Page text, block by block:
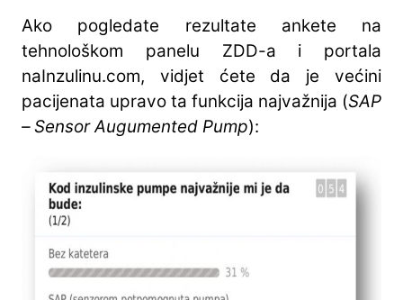
Ako pogledate rezultate ankete na
tehnološkom panelu ZDD-a i portala
naInzulinu.com, vidjet ćete da je većini
pacijenata upravo ta funkcija najvažnija (SAP
– Sensor Augumented Pump):